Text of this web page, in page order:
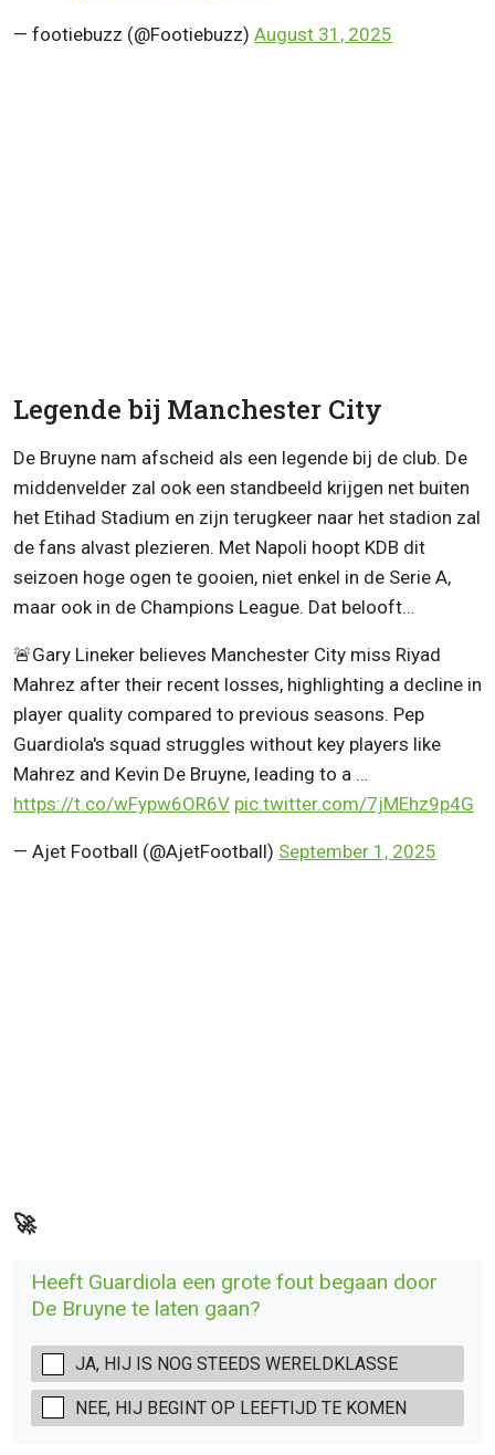
— footiebuzz (@Footiebuzz) August 31, 2025
Legende bij Manchester City
De Bruyne nam afscheid als een legende bij de club. De
middenvelder zal ook een standbeeld krijgen net buiten
het Etihad Stadium en zijn terugkeer naar het stadion zal
de fans alvast plezieren. Met Napoli hoopt KDB dit
seizoen hoge ogen te gooien, niet enkel in de Serie A,
maar ook in de Champions League. Dat belooft…
🚨Gary Lineker believes Manchester City miss Riyad
Mahrez after their recent losses, highlighting a decline in
player quality compared to previous seasons. Pep
Guardiola's squad struggles without key players like
Mahrez and Kevin De Bruyne, leading to a …
https://t.co/wFypw6OR6V pic.twitter.com/7jMEhz9p4G
— Ajet Football (@AjetFootball) September 1, 2025
🚀
Heeft Guardiola een grote fout begaan door
De Bruyne te laten gaan?
JA, HIJ IS NOG STEEDS WERELDKLASSE
NEE, HIJ BEGINT OP LEEFTIJD TE KOMEN